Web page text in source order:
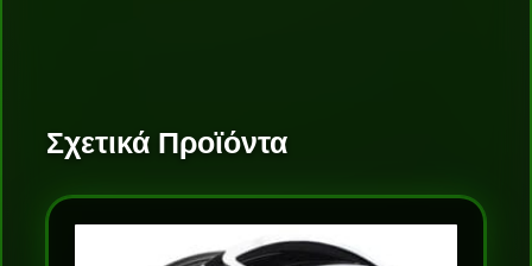
Σχετικά Προϊόντα